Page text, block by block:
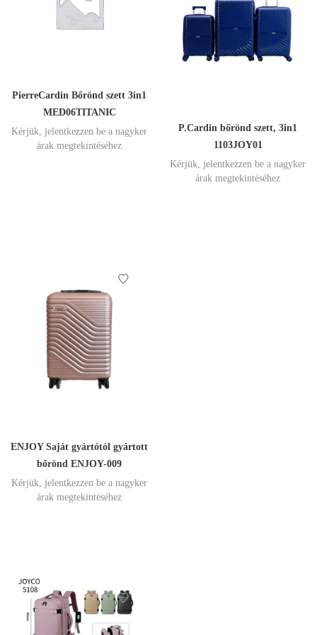
PierreCardin Bőrönd szett 3in1
MED06TITANIC
Kérjük, jelentkezzen be a nagyker
árak megtekintéséhez
P.Cardin bőrönd szett, 3in1
1103JOY01
Kérjük, jelentkezzen be a nagyker
árak megtekintéséhez
ENJOY Saját gyártótól gyártott
bőrönd ENJOY-009
Kérjük, jelentkezzen be a nagyker
árak megtekintéséhez